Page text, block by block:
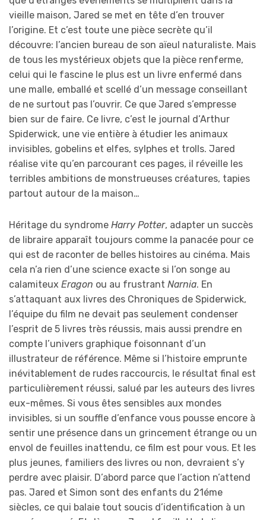
vieille maison, Jared se met en tête d’en trouver
l’origine. Et c’est toute une pièce secrète qu’il
découvre: l’ancien bureau de son aïeul naturaliste. Mais
de tous les mystérieux objets que la pièce renferme,
celui qui le fascine le plus est un livre enfermé dans
une malle, emballé et scellé d’un message conseillant
de ne surtout pas l’ouvrir. Ce que Jared s’empresse
bien sur de faire. Ce livre, c’est le journal d’Arthur
Spiderwick, une vie entière à étudier les animaux
invisibles, gobelins et elfes, sylphes et trolls. Jared
réalise vite qu’en parcourant ces pages, il réveille les
terribles ambitions de monstrueuses créatures, tapies
partout autour de la maison…
Héritage du syndrome Harry Potter, adapter un succès
de libraire apparaît toujours comme la panacée pour ce
qui est de raconter de belles histoires au cinéma. Mais
cela n’a rien d’une science exacte si l’on songe au
calamiteux Eragon ou au frustrant Narnia. En
s’attaquant aux livres des Chroniques de Spiderwick,
l’équipe du film ne devait pas seulement condenser
l’esprit de 5 livres très réussis, mais aussi prendre en
compte l’univers graphique foisonnant d’un
illustrateur de référence. Même si l’histoire emprunte
inévitablement de rudes raccourcis, le résultat final est
particulièrement réussi, salué par les auteurs des livres
eux-mêmes. Si vous êtes sensibles aux mondes
invisibles, si un souffle d’enfance vous pousse encore à
sentir une présence dans un grincement étrange ou un
envol de feuilles inattendu, ce film est pour vous. Et les
plus jeunes, familiers des livres ou non, devraient s’y
perdre avec plaisir. D’abord parce que l’action n’attend
pas. Jared et Simon sont des enfants du 21éme
siècles, ce qui balaie tout soucis d’identification à un